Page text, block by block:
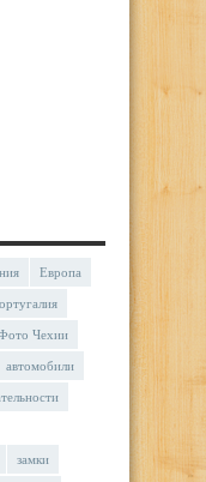
Европа
Чехии
автомобили
замки